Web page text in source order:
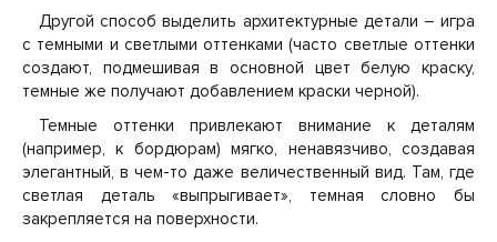
Другой способ выделить архитектурные детали – игра
с темными и светлыми оттенками (часто светлые оттенки
создают, подмешивая в основной цвет белую краску,
темные же получают добавлением краски черной).
Темные оттенки привлекают внимание к деталям
(например, к бордюрам) мягко, ненавязчиво, создавая
элегантный, в чем-то даже величественный вид. Там, где
светлая деталь «выпрыгивает», темная словно бы
закрепляется на поверхности.